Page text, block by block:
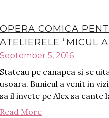
OPERA COMICA
ATELIERELE “MICUL
September 5, 2016
Stateau pe canapea si se
usoara. Bunicul a venit in
sa il invete pe Alex sa cante
Read More